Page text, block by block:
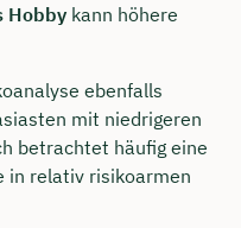
Hobby kann höhere
ebenfalls
mit niedrigeren
betrachtet häufig eine
in relativ risikoarmen